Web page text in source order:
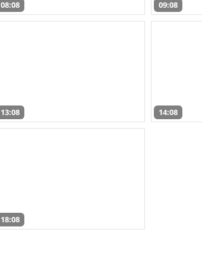
08:08 09:08
13:08 14:08
18:08